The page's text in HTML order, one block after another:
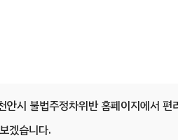
시 불법주정차위반 홈페이지에서 편
겠습니다.